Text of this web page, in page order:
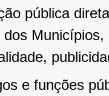
pública
e funções